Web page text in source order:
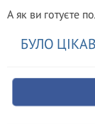
А як ви готуєте
БУЛО